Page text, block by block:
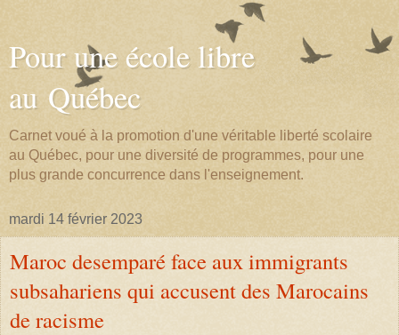
Pour une école libre
au Québec
Carnet voué à la promotion d'une véritable liberté scolaire
au Québec, pour une diversité de programmes, pour une
plus grande concurrence dans l'enseignement.
mardi 14 février 2023
Maroc desemparé face aux immigrants
subsahariens qui accusent des Marocains
de racisme